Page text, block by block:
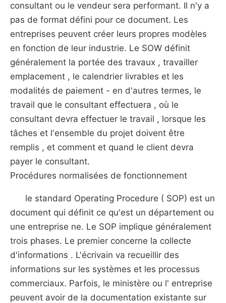
consultant ou le vendeur sera performant. Il n'y a
pas de format défini pour ce document. Les
entreprises peuvent créer leurs propres modèles
en fonction de leur industrie. Le SOW définit
généralement la portée des travaux , travailler
emplacement , le calendrier livrables et les
modalités de paiement - en d'autres termes, le
travail que le consultant effectuera , où le
consultant devra effectuer le travail , lorsque les
tâches et l'ensemble du projet doivent être
remplis , et comment et quand le client devra
payer le consultant.
Procédures normalisées de fonctionnement
le standard Operating Procedure ( SOP) est un
document qui définit ce qu'est un département ou
une entreprise ne. Le SOP implique généralement
trois phases. Le premier concerne la collecte
d'informations . L'écrivain va recueillir des
informations sur les systèmes et les processus
commerciaux. Parfois, le ministère ou l' entreprise
peuvent avoir de la documentation existante sur